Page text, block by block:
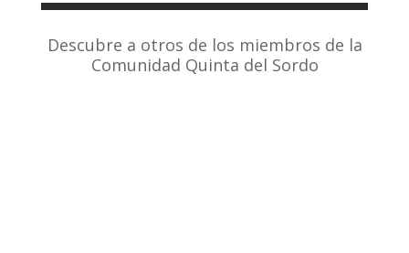
Descubre a otros de los miembros de la
Comunidad Quinta del Sordo